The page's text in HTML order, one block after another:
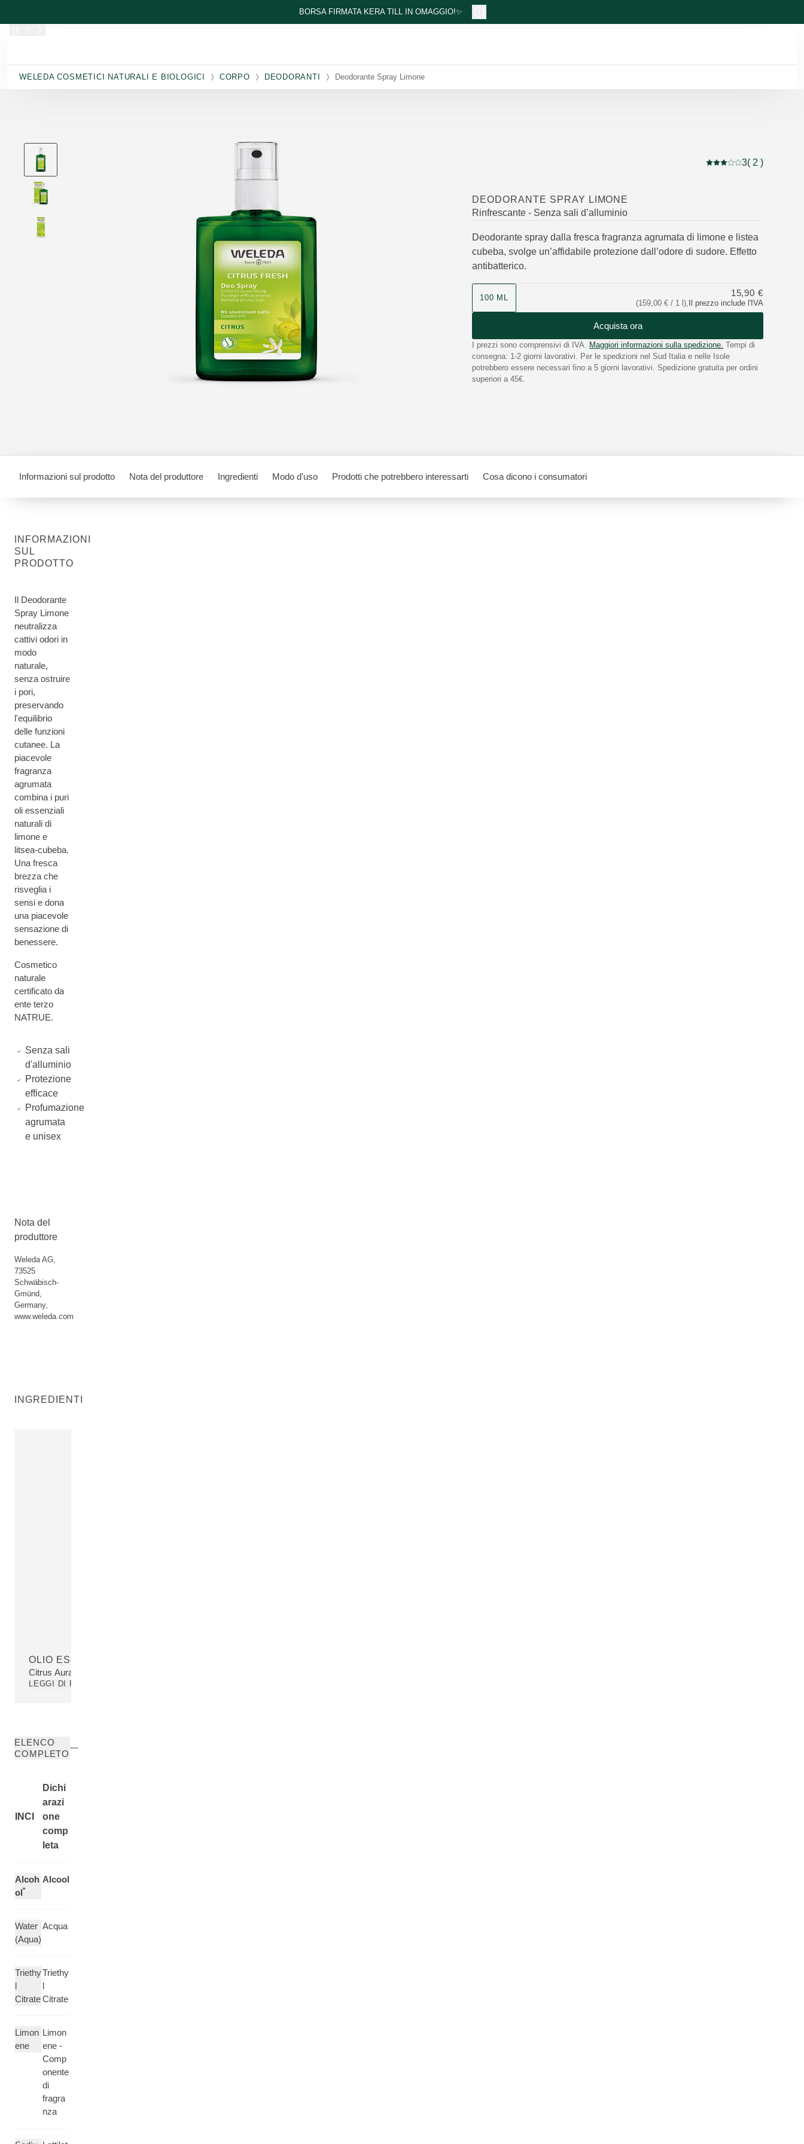
BORSA FIRMATA KERA TILL IN OMAGGIO!✨
WELEDA COSMETICI NATURALI E BIOLOGICI CORPO DEODORANTI Deodorante Spray Limone
Valutazione attuale: 3
3( 2 )
DEODORANTE SPRAY LIMONE
Rinfrescante - Senza sali d’alluminio
Deodorante spray dalla fresca fragranza agrumata di limone e listea
cubeba, svolge un’affidabile protezione dall’odore di sudore. Effetto
antibatterico.
100 ML
(159,00 € / 1 l), Il prezzo include l'IVA
15,90 €
Acquista ora
I prezzi sono comprensivi di IVA. Maggiori informazioni sulla spedizione. Tempi di
consegna: 1-2 giorni lavorativi. Per le spedizioni nel Sud Italia e nelle Isole
potrebbero essere necessari fino a 5 giorni lavorativi. Spedizione gratuita per ordini
superiori a 45€.
Informazioni sul prodotto Nota del produttore Ingredienti Modo d'uso Prodotti che potrebbero interessarti Cosa dicono i consumatori
INFORMAZIONI
SUL
PRODOTTO
Il Deodorante
Spray Limone
neutralizza
cattivi odori in
modo
naturale,
senza ostruire
i pori,
preservando
l'equilibrio
delle funzioni
cutanee. La
piacevole
fragranza
agrumata
combina i puri
oli essenziali
naturali di
limone e
litsea-cubeba.
Una fresca
brezza che
risveglia i
sensi e dona
una piacevole
sensazione di
benessere.
Cosmetico
naturale
certificato da
ente terzo
NATRUE.
Senza sali
d'alluminio
Protezione
efficace
Profumazione
agrumata
e unisex
Nota del
produttore
Weleda AG,
73525
Schwäbisch-
Gmünd,
Germany,
www.weleda.com
INGREDIENTI
OLIO ESSENZIALE DI LIMONE
Citrus Aurantifolia (Lime) Peel Oil
LEGGI DI PIÙ
ELENCO
COMPLETO
INCI
Dichi
arazi
one
comp
leta
Alcoh
ol*
Alcool
Water
(Aqua)
Acqua
Triethy
l
Citrate
Triethy
l
Citrate
Limon
ene
Limon
ene -
Comp
onente
di
fragra
nza